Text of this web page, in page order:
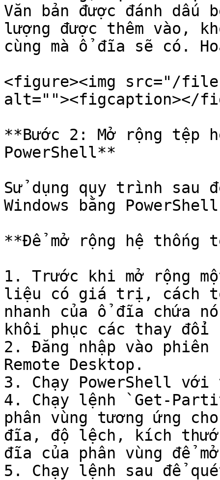
Văn bản được đánh
lượng được thêm vào,
cùng mà ổ đĩa sẽ có.
<figure><img src="/
alt=""><figcaption></
**Bước 2: Mở rộng tệp
PowerShell**
Sử dụng quy trình sau
Windows bằng
**Để mở rộng hệ thống
1. Trước khi mở rộng
liệu có giá trị, cách
nhanh của ổ đĩa chứa
khôi phục các thay đổi
2. Đăng nhập vào phiên
Remote Desktop.
3. Chạy PowerShell
4. Chạy lệnh `Get-
phân vùng tương ứng
đĩa, độ lệch, kích
đĩa của phân vùng để
5. Chạy lệnh sau để